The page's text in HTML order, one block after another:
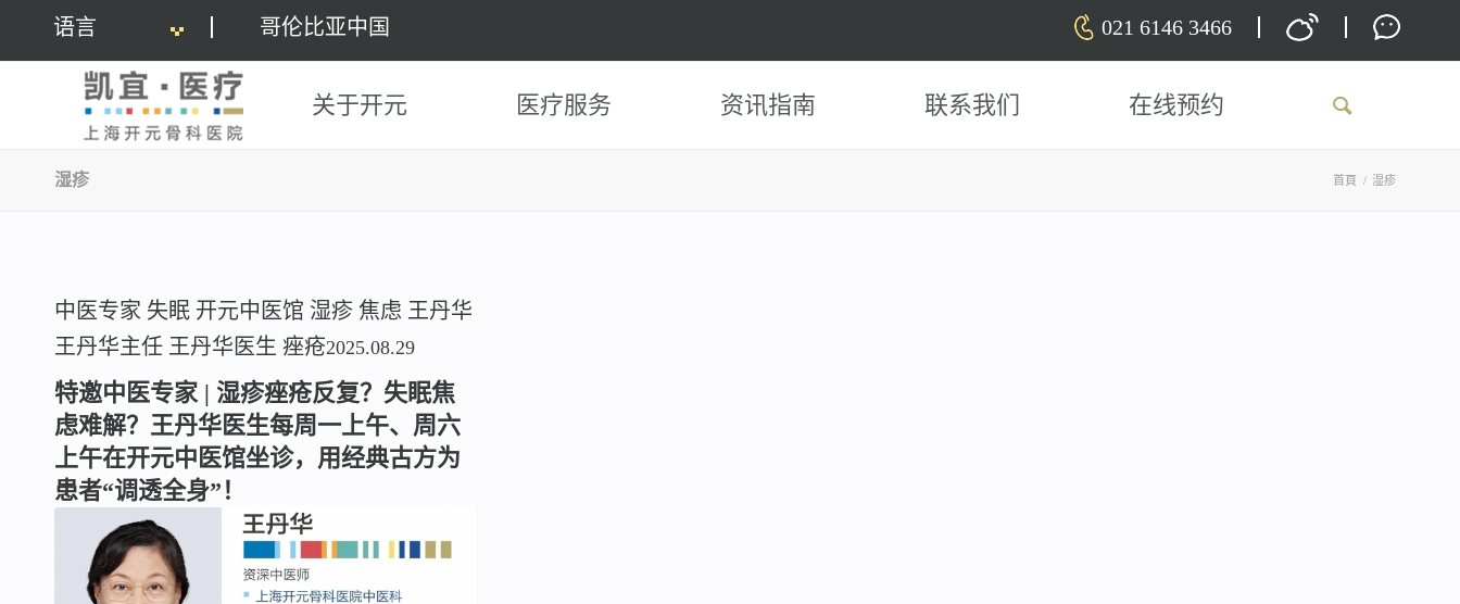
语言 哥伦比亚中国 021 6146 3466
关于开元 医疗服务 资讯指南 联系我们 在线预约
湿疹 首頁 / 湿疹
中医专家 失眠 开元中医馆 湿疹 焦虑 王丹华
王丹华主任 王丹华医生 痤疮2025.08.29
特邀中医专家 | 湿疹痤疮反复？失眠焦
虑难解？王丹华医生每周一上午、周六
上午在开元中医馆坐诊，用经典古方为
患者“调透全身”！